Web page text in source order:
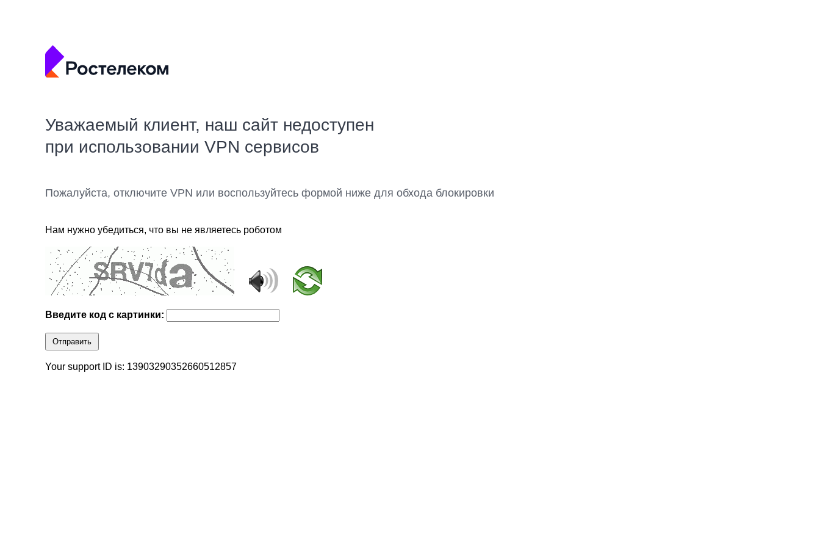
Уважаемый клиент, наш сайт недоступен
при использовании VPN сервисов
Пожалуйста, отключите VPN или воспользуйтесь формой ниже для обхода блокировки
Нам нужно убедиться, что вы не являетесь роботом
Введите код с картинки:
Отправить
Your support ID is: 13903290352660512857